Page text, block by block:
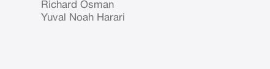
Richard Osman
Yuval Noah Harari